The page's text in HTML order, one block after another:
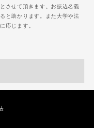
させて頂きます。お振込名義
と助かります。また大学や法
応じます。